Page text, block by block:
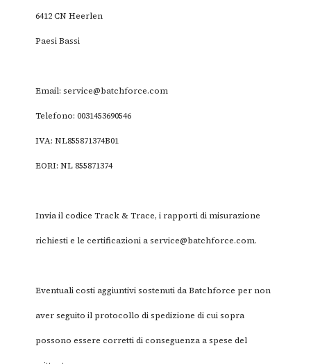
6412 CN Heerlen
Paesi Bassi
Email:service@batchforce.com
Telefono: 0031453690546
IVA: NL855871374B01
EORI: NL 855871374
Invia il codice Track & Trace, i rapporti di misurazione
richiesti e le certificazioni aservice@batchforce.com.
Eventuali costi aggiuntivi sostenuti da Batchforce per non
aver seguito il protocollo di spedizione di cui sopra
possono essere corretti di conseguenza a spese del